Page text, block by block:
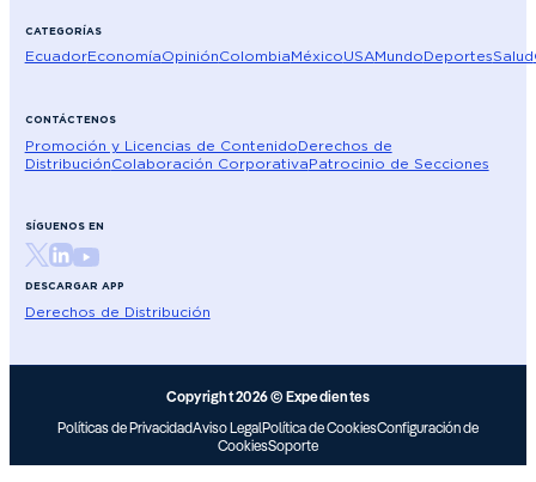
CATEGORÍAS
EcuadorEconomíaOpiniónColombiaMéxicoUSAMundoDeportesSalud
CONTÁCTENOS
Promoción y Licencias de ContenidoDerechos de
DistribuciónColaboración CorporativaPatrocinio de Secciones
SÍGUENOS EN
DESCARGAR APP
Derechos de Distribución
Copyright 2026 © Expedientes
Políticas de PrivacidadAviso LegalPolítica de CookiesConfiguración de
CookiesSoporte